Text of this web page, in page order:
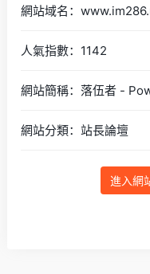
網站域名：
人氣指數：1142
網站簡稱：落伍者 -
網站分類：站長論壇
進入網